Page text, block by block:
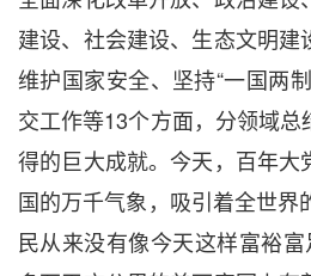
建设、社会建设、生态文明建
维护国家安全、坚持“一国两
交工作等13个方面，分领域
得的巨大成就。今天，百年大
国的万千气象，吸引着全世界
民从来没有像今天这样富裕